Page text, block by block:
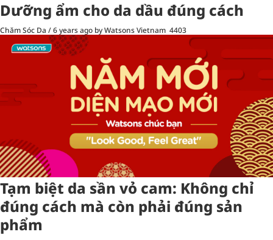
Dưỡng ẩm cho da dầu đúng cách
Chăm Sóc Da /6 years ago by Watsons Vietnam 4403
Tạm biệt da sần vỏ cam: Không chỉ
đúng cách mà còn phải đúng sản
phẩm